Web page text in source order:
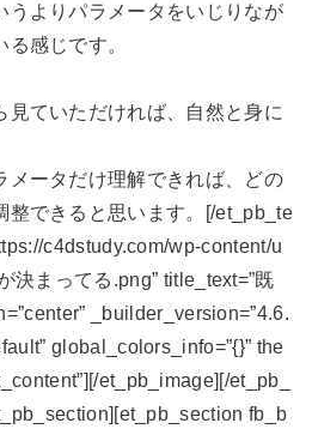
うよりパラメータをいじりなが
感じです。
見ていただければ、自然と身に
メータだけ理解できれば、どの
整できると思います。[/et_pb_te
c4dstudy.com/wp-content/u
決まってる.png” title_text=”既
_builder_version=”4.6.
global_colors_info=”{}” the
et_pb_image][/et_pb_
fb_b